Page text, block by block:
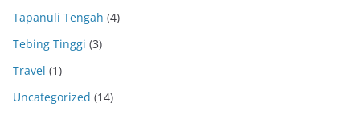
Tapanuli Tengah (4)
Tebing Tinggi (3)
Travel (1)
Uncategorized (14)